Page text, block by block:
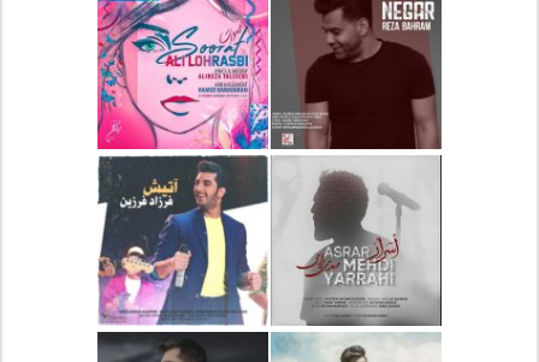
دانلود آلبوم جدید سیروان
خسروی بنام مونولوگ
دانلود آهنگ جدید علیرضا
قربانی بنام خیال خوش
دانلود آهنگ جدید رضا
بهرام بنام نگار
دانلود آهنگ جدید علی
لهراسبی بنام صورت